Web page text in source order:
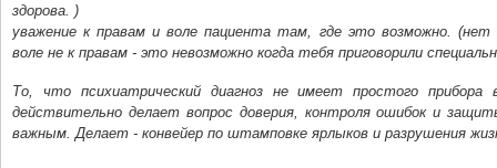
здорова. )
уважение к правам и воле пациента там, где это возможно.
воле не к правам - это невозможно когда тебя приговорили
То, что психиатрический диагноз не имеет простого прибора
действительно делает вопрос доверия, контроля ошибок и
важным. Делает - конвейер по штамповке ярлыков и разрушения